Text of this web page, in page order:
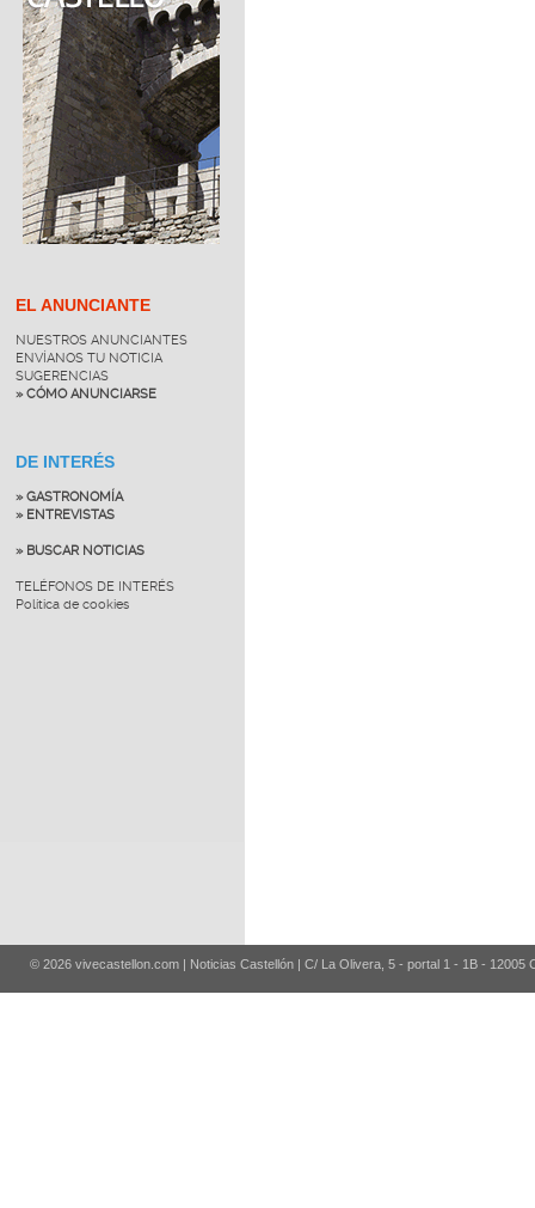
EL ANUNCIANTE
NUESTROS ANUNCIANTES
ENVÍANOS TU NOTICIA
SUGERENCIAS
» CÓMO ANUNCIARSE
DE INTERÉS
» GASTRONOMÍA
» ENTREVISTAS
» BUSCAR NOTICIAS
TELÉFONOS DE INTERÉS
Política de cookies
© 2026 vivecastellon.com | Noticias Castellón | C/ La Olivera, 5 - portal 1 - 1B - 12005